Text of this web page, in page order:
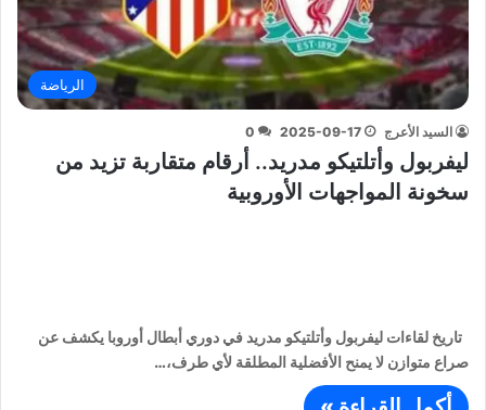
الرياضة
السيد الأعرج 2025-09-17
0
ليفربول وأتلتيكو مدريد.. أرقام متقاربة تزيد من
سخونة المواجهات الأوروبية
تاريخ لقاءات ليفربول وأتلتيكو مدريد في دوري أبطال أوروبا يكشف عن
صراع متوازن لا يمنح الأفضلية المطلقة لأي طرف،…